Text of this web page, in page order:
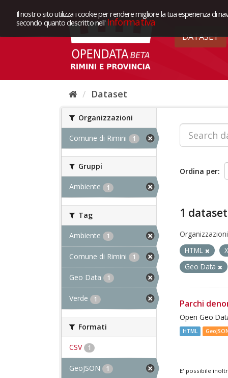
Il nostro sito utilizza i cookie per rendere migliore la tua esperienza di
secondo quanto descritto nell' Informativa
DATASET
Dataset
Organizzazioni
Comune di Rimini 1
Gruppi
Ambiente 1
Tag
Ambiente 1
Comune di Rimini 1
Geo Data 1
Verde 1
Formati
CSV 1
GeoJSON 1
Ordina per
1
HTML
Geo Data
Parchi
Open Geo
HTML
E' possibile